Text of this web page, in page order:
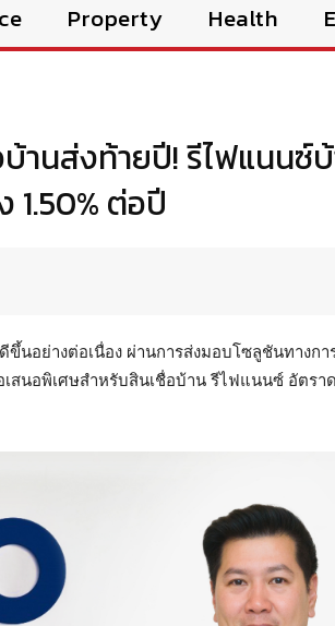
Property Health
นส่งท้ายปี! รีไฟแนนซ์
1.50% ต่อปี
นอย่างต่อเนื่อง ผ่านการส่งมอบโซลูชันทางก
นอพิเศษสำหรับสินเชื่อบ้าน รีไฟแนนซ์ อัตรา